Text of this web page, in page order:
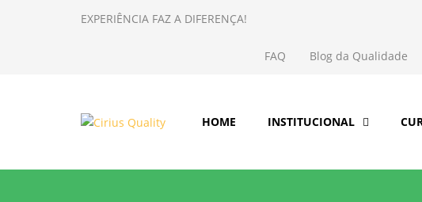
EXPERIÊNCIA FAZ A DIFERENÇA!
FAQ Blog da Qualidade
HOME INSTITUCIONAL